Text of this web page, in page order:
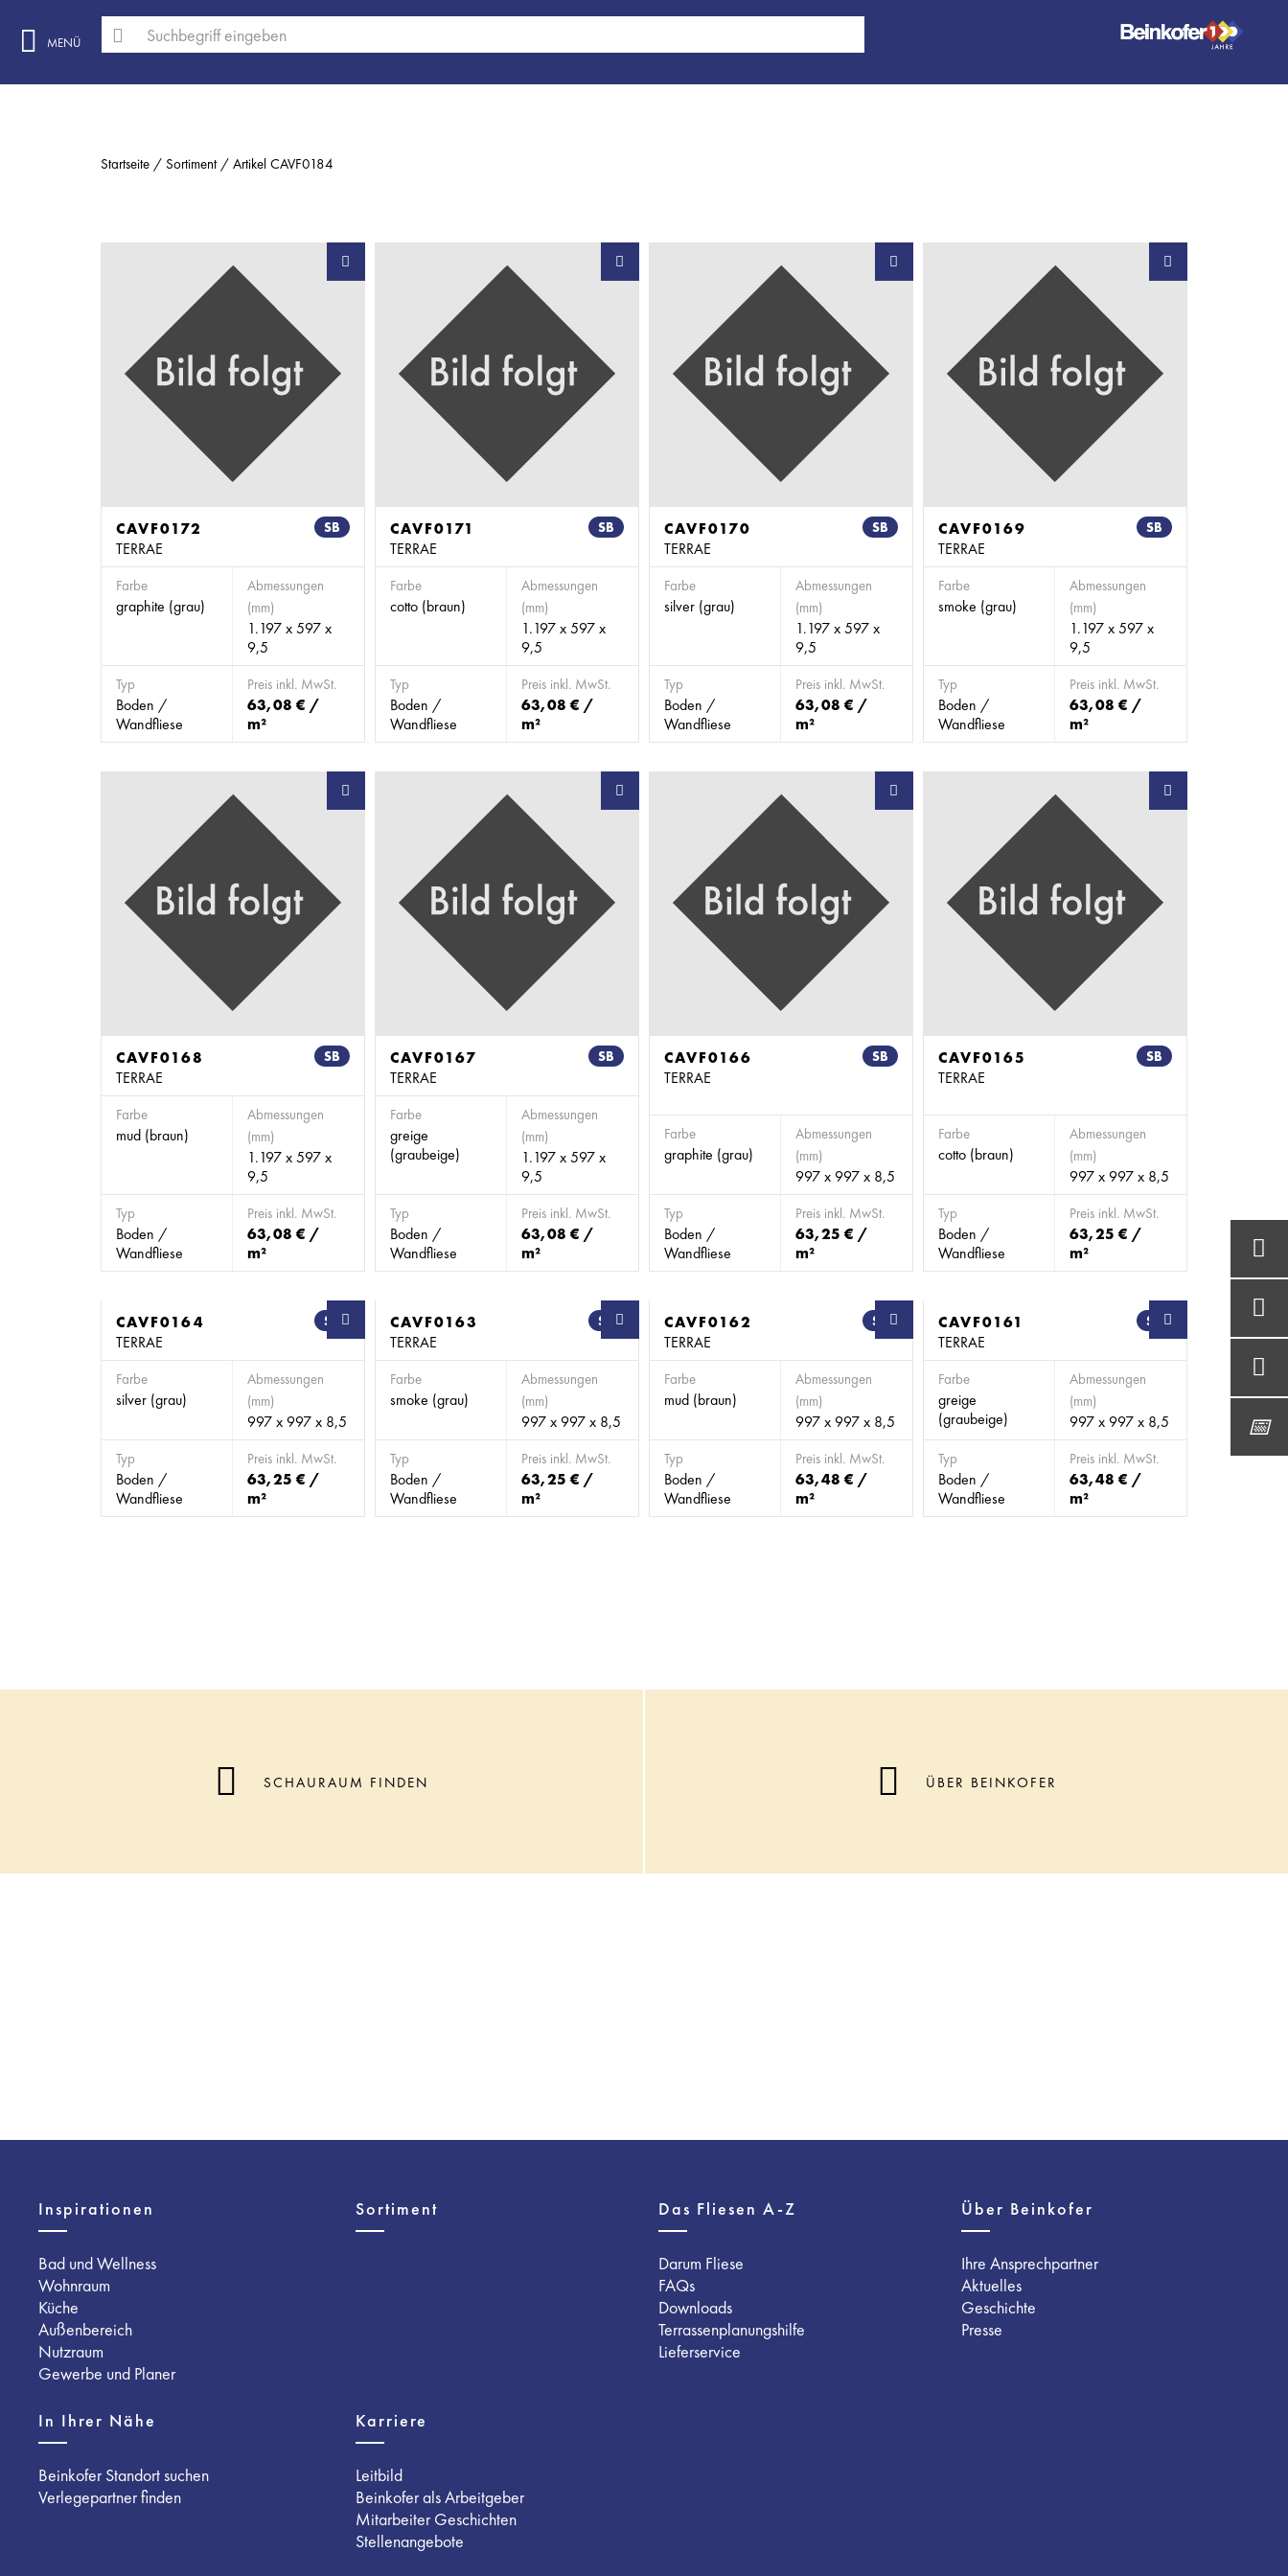
MENÜ
Startseite Sortiment Artikel CAVF0184
SB
CAVF0172
TERRAE
Farbe
graphite (grau)
Abmessungen
(mm)
1.197 x 597 x
9,5
Typ
Boden /
Wandfliese
Preis inkl. MwSt.
63,08 € /
m²
SB
CAVF0171
TERRAE
Farbe
cotto (braun)
Abmessungen
(mm)
1.197 x 597 x
9,5
Typ
Boden /
Wandfliese
Preis inkl. MwSt.
63,08 € /
m²
SB
CAVF0170
TERRAE
Farbe
silver (grau)
Abmessungen
(mm)
1.197 x 597 x
9,5
Typ
Boden /
Wandfliese
Preis inkl. MwSt.
63,08 € /
m²
SB
CAVF0169
TERRAE
Farbe
smoke (grau)
Abmessungen
(mm)
1.197 x 597 x
9,5
Typ
Boden /
Wandfliese
Preis inkl. MwSt.
63,08 € /
m²
SB
CAVF0168
TERRAE
Farbe
mud (braun)
Abmessungen
(mm)
1.197 x 597 x
9,5
Typ
Boden /
Wandfliese
Preis inkl. MwSt.
63,08 € /
m²
SB
CAVF0167
TERRAE
Farbe
greige
(graubeige)
Abmessungen
(mm)
1.197 x 597 x
9,5
Typ
Boden /
Wandfliese
Preis inkl. MwSt.
63,08 € /
m²
SB
CAVF0166
TERRAE
Farbe
graphite (grau)
Abmessungen
(mm)
997 x 997 x 8,5
Typ
Boden /
Wandfliese
Preis inkl. MwSt.
63,25 € /
m²
SB
CAVF0165
TERRAE
Farbe
cotto (braun)
Abmessungen
(mm)
997 x 997 x 8,5
Typ
Boden /
Wandfliese
Preis inkl. MwSt.
63,25 € /
m²
SB
CAVF0164
TERRAE
Farbe
silver (grau)
Abmessungen
(mm)
997 x 997 x 8,5
Typ
Boden /
Wandfliese
Preis inkl. MwSt.
63,25 € /
m²
SB
CAVF0163
TERRAE
Farbe
smoke (grau)
Abmessungen
(mm)
997 x 997 x 8,5
Typ
Boden /
Wandfliese
Preis inkl. MwSt.
63,25 € /
m²
SB
CAVF0162
TERRAE
Farbe
mud (braun)
Abmessungen
(mm)
997 x 997 x 8,5
Typ
Boden /
Wandfliese
Preis inkl. MwSt.
63,48 € /
m²
SB
CAVF0161
TERRAE
Farbe
greige
(graubeige)
Abmessungen
(mm)
997 x 997 x 8,5
Typ
Boden /
Wandfliese
Preis inkl. MwSt.
63,48 € /
m²
SCHAURAUM FINDEN ÜBER BEINKOFER
Inspirationen
Bad und Wellness
Wohnraum
Küche
Außenbereich
Nutzraum
Gewerbe und Planer
Sortiment Das Fliesen A-Z
Darum Fliese
FAQs
Downloads
Terrassenplanungshilfe
Lieferservice
Über Beinkofer
Ihre Ansprechpartner
Aktuelles
Geschichte
Presse
In Ihrer Nähe
Beinkofer Standort suchen
Verlegepartner finden
Karriere
Leitbild
Beinkofer als Arbeitgeber
Mitarbeiter Geschichten
Stellenangebote